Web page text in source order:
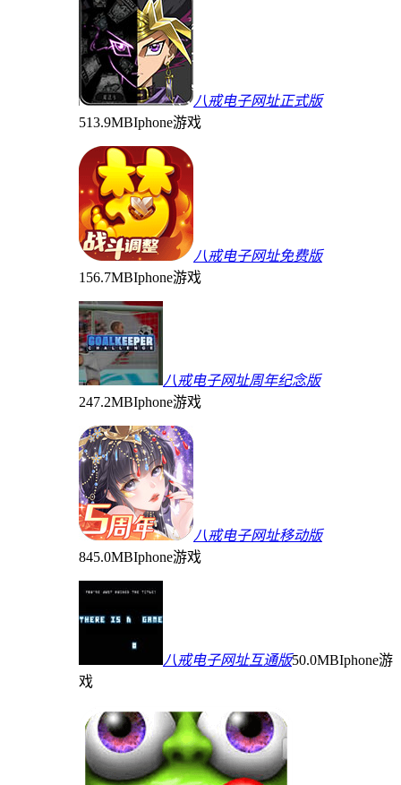
八戒电子网址正式版
513.9MBIphone游戏
八戒电子网址免费版
156.7MBIphone游戏
八戒电子网址周年纪念版
247.2MBIphone游戏
八戒电子网址移动版
845.0MBIphone游戏
八戒电子网址互通版50.0MBIphone游
戏